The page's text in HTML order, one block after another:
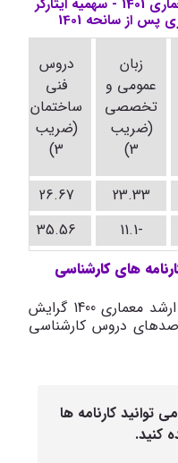
نمونه کارنامه های کارشناسی ارشد معماری 1401 - سهمیه ایثارگر
زبان
عمومی و
تخصصی
(ضریب
3)
دروس
فنی
ساختمان
(ضریب
3)
23.33
26.67
-11.1
35.56
های کارشناسی
در جدول زیر، برخی از کارنامه های ارشد معماری 1400 گرایش
دروس کارشناسی
توانید کارنامه ها
کنید.